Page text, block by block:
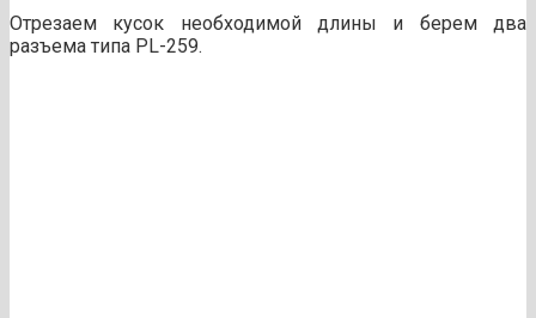
Отрезаем кусок необходимой длины и берем два
разъема типа PL-259.